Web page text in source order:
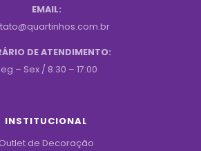
EMAIL:
DE ATENDIMENTO:
– Sex / 8:30 – 17:00
INSTITUCIONAL
Outlet de Decoração